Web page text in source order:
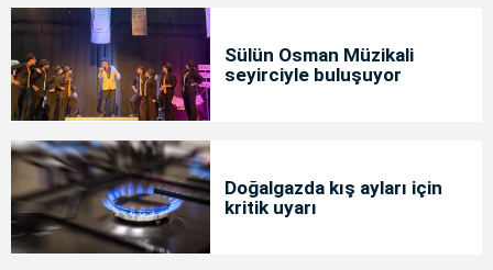
Sülün Osman Müzikali
seyirciyle buluşuyor
Doğalgazda kış ayları için
kritik uyarı